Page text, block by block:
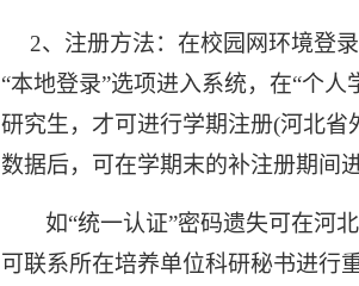
2、注册方法：在校园网环境登
“本地登录”选项进入系统，在“个人
研究生，才可进行学期注册(河北省
数据后，可在学期末的补注册期间
如“统一认证”密码遗失可在河
可联系所在培养单位科研秘书进行重